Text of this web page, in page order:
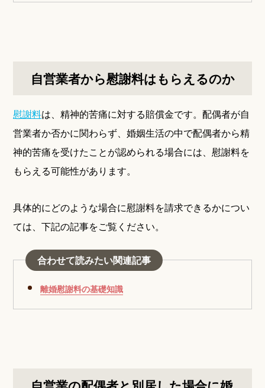
自営業者から慰謝料はもらえるのか
慰謝料は、精神的苦痛に対する賠償金です。配偶者が自
営業者か否かに関わらず、婚姻生活の中で配偶者から精
神的苦痛を受けたことが認められる場合には、慰謝料を
もらえる可能性があります。
具体的にどのような場合に慰謝料を請求できるかについ
ては、下記の記事をご覧ください。
合わせて読みたい関連記事
離婚慰謝料の基礎知識